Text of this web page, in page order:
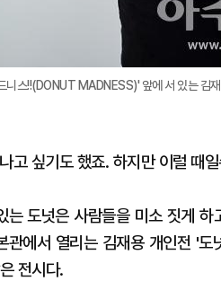
니스!!(DONUT MADNESS)' 앞에 서 있는 김
고 싶기도 했죠. 하지만 이럴 때
는 도넛은 사람들을 미소 짓게
관에서 열리는 김재용 개인전 '
전시다.